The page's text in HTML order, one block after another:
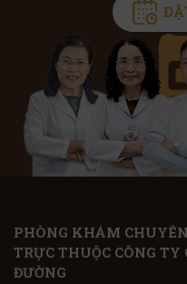
PHÒNG KHÁM
TRỰC THUỘC CÔNG
ĐƯỜNG